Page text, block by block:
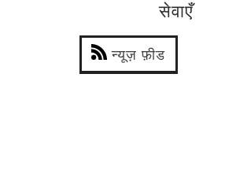
सेवाएँ
न्यूज़ फ़ीड